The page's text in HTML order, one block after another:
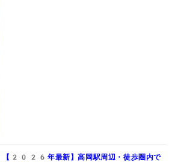
【2026年最新】高岡駅周辺・徒歩圏内で